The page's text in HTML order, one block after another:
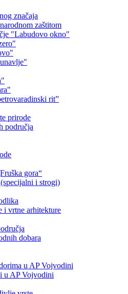
značaja
zaštitom
"Labudovo okno"
rit”
prirode
područja
gora“
i strogi)
i vrtne arhitekture
dobara
u AP Vojvodini
u AP Vojvodini